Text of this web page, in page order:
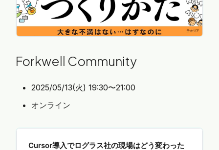
い方で…
Forkwell Community
2025/05/13(火) 19:30〜21:00
オンライン
Cursor導入でログラス社の現場はどう変わった